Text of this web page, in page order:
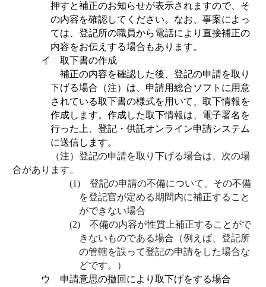
押すと補正のお知らせが表示されますので、そ
の内容を確認してください。なお、事案によっ
ては、登記所の職員から電話により直接補正の
内容をお伝えする場合もあります。
イ 取下書の作成
補正の内容を確認した後、登記の申請を取り
下げる場合（注）は、申請用総合ソフトに用意
されている取下書の様式を用いて、取下情報を
作成します。作成した取下情報は、電子署名を
行った上、登記・供託オンライン申請システム
に送信します。
（注）登記の申請を取り下げる場合は、次の場
合があります。
(1) 登記の申請の不備について、その不備
を登記官が定める期間内に補正すること
ができない場合
(2) 不備の内容が性質上補正することがで
きないものである場合（例えば、登記所
の管轄を誤って登記の申請をした場合な
どです。）
ウ 申請意思の撤回により取下げをする場合